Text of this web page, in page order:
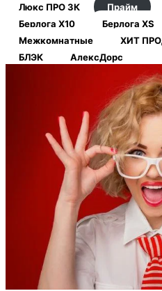
Люкс ПРО 3К
Прайм
Берлога Х10
Берлога XS
Межкомнатные
ХИТ
БЛЭК
АлексДорс